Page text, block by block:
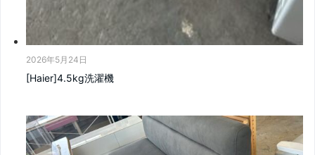
2026年5月24日
[Haier]4.5kg洗濯機